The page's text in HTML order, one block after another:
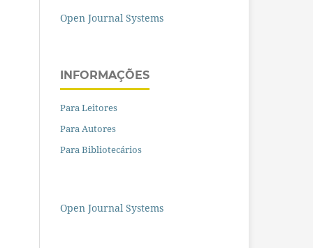
Open Journal Systems
INFORMAÇÕES
Para Leitores
Para Autores
Para Bibliotecários
Open Journal Systems